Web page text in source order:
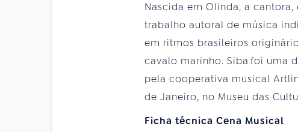
Nascida em Olinda, a
trabalho autoral de música
em ritmos brasileiros
cavalo marinho. Siba foi uma
pela cooperativa musical
de Janeiro, no Museu das
Ficha técnica Cena Musical